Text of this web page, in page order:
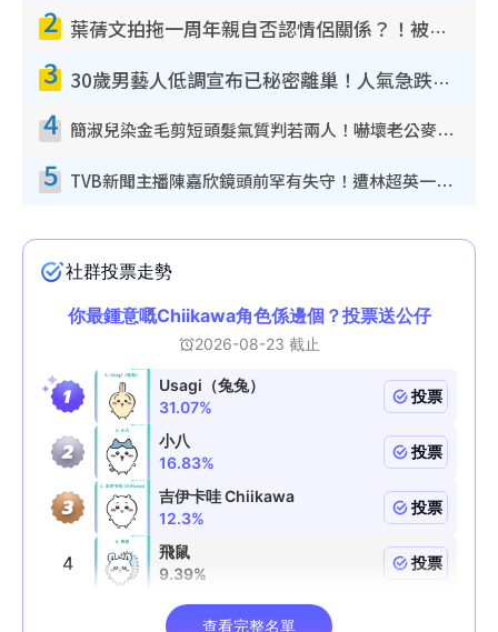
2 葉蒨文拍拖一周年親自否認情侶關係？！被質疑感情造假竟稱GM「普通同事」
3 30歲男藝人低調宣布已秘密離巢！人氣急跌變失蹤人口︰「這幾年過得並不容易」
4 簡淑兒染金毛剪短頭髮氣質判若兩人！嚇壞老公麥大力都認唔出：「你做咩事？」
5 TVB新聞主播陳嘉欣鏡頭前罕有失守！遭林超英一句說話突襲嚇親當場大笑